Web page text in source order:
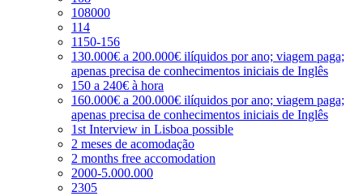
108000
114
1150-156
130.000€ a 200.000€ ilíquidos por ano; viagem paga;
apenas precisa de conhecimentos iniciais de Inglês
150 a 240€ à hora
160.000€ a 200.000€ ilíquidos por ano; viagem paga;
apenas precisa de conhecimentos iniciais de Inglês
1st Interview in Lisboa possible
2 meses de acomodação
2 months free accomodation
2000-5.000.000
2305